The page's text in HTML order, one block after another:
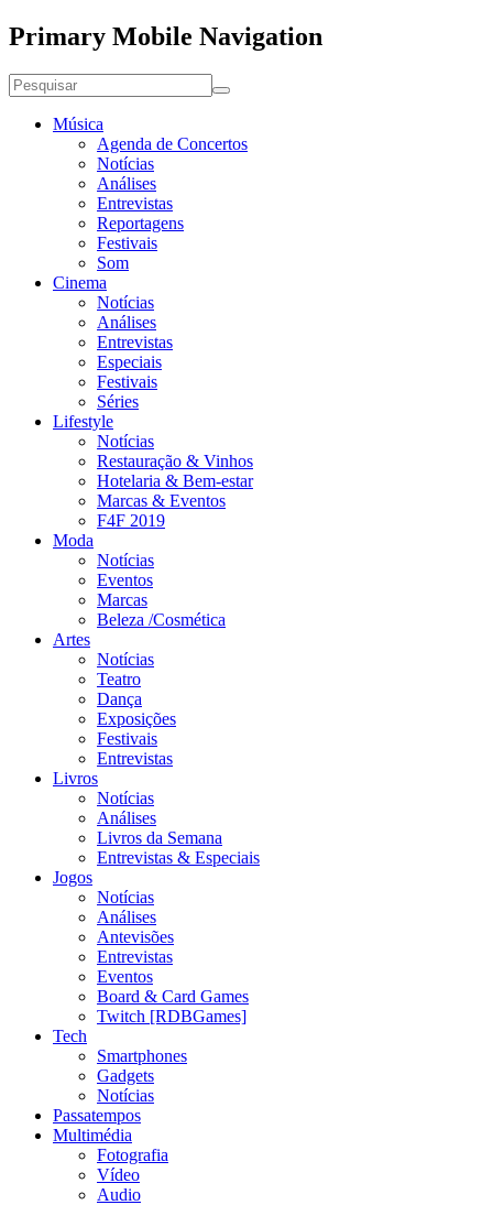
Primary Mobile Navigation
Música
Agenda de Concertos
Notícias
Análises
Entrevistas
Reportagens
Festivais
Som
Cinema
Notícias
Análises
Entrevistas
Especiais
Festivais
Séries
Lifestyle
Notícias
Restauração & Vinhos
Hotelaria & Bem-estar
Marcas & Eventos
F4F 2019
Moda
Notícias
Eventos
Marcas
Beleza /Cosmética
Artes
Notícias
Teatro
Dança
Exposições
Festivais
Entrevistas
Livros
Notícias
Análises
Livros da Semana
Entrevistas & Especiais
Jogos
Notícias
Análises
Antevisões
Entrevistas
Eventos
Board & Card Games
Twitch [RDBGames]
Tech
Smartphones
Gadgets
Notícias
Passatempos
Multimédia
Fotografia
Vídeo
Audio